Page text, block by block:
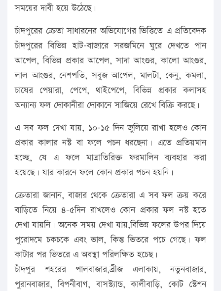
সময়ের দাবী হয়ে উঠেছে।
চাঁদপুরের ক্রেতা সাধারনের অভিযোগের ভিত্তিতে এ প্রতিবেদক
চাঁদপুরের বিভিন্ন হাট-বাজারে সরজমিনে ঘুরে দেখতে পান
আপেল, বিভিন্ন প্রকার আপেল, সাদা আংগুর, কালো আংগুর,
লাল আংগুর, নেশপতি, সবুজ আপেল, মালটা, কেনু, কমলা,
চাষের পেয়ারা, পেপে, থাইপেপে, বিভিন্ন প্রকার কলাসহ
অন্যান্য ফল দোকানীরা দোকানে সাজিয়ে রেখে বিক্রি করছে।
এ সব ফল দেখা যায়, ১০-১৫ দিন জুলিয়ে রাখা হলেও কোন
প্রকার কালার নস্ট বা ফলে পচন ধরছেনা। এতে প্রতিয়মান
হচ্ছে, যে এ ফলে মাত্রাতিরিক্ত ফরমালিন ব্যবহার করা
হয়েছে। যার কারনে ফলে কোন প্রকার পচন হয়নি।
ক্রেতারা জানান, বাজার থেকে ক্রেতারা এ সব ফল ক্রয় করে
বাড়িতে নিয়ে ৪-৫দিন রাখলেও কোন প্রকার ফল নস্ট হতে
দেখা যায়নি। অনেক সময় দেখা যায়,বিভিন্ন ফলের উপর দিয়ে
পুরোদমে চকচকে এবং ভাল, কিন্তু ভিতরে পচে গেছে। ফল
কাটার পর ভিতরে এ অবস্থা পরিলক্ষিত হচেছ।
চাঁদপুর শহরের পালবাজার,ব্রীজ এলাকায়, নতুনবাজার,
পুরানবাজার, বিপনীবাগ, বাসস্ট্যান্ড, কালীবাড়ি, কোট স্টেশন